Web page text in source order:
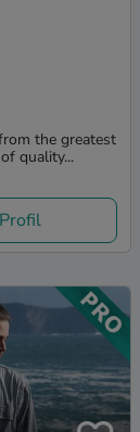
the greatest
quality...